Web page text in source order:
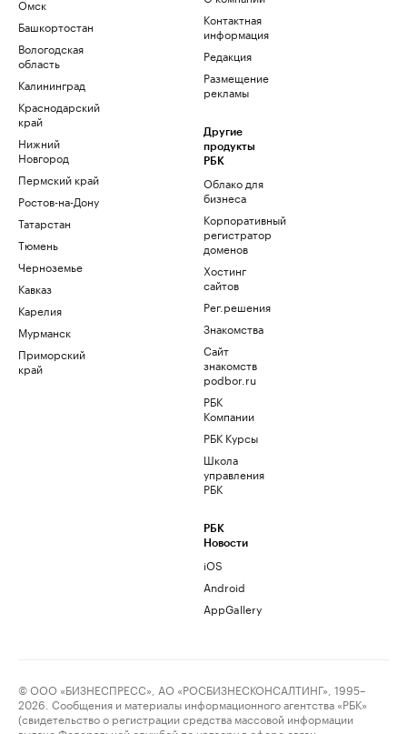
Омск
Башкортостан
Вологодская
область
Калининград
Краснодарский
край
Нижний
Новгород
Пермский край
Ростов-на-Дону
Татарстан
Тюмень
Черноземье
Кавказ
Карелия
Мурманск
Приморский
край
Контактная
информация
Редакция
Размещение
рекламы
Другие
продукты
РБК
Облако для
бизнеса
Корпоративный
регистратор
доменов
Хостинг
сайтов
Рег.решения
Знакомства
Сайт
знакомств
podbor.ru
РБК
Компании
РБК Курсы
Школа
управления
РБК
РБК
Новости
iOS
Android
AppGallery
© ООО «БИЗНЕСПРЕСС», АО «РОСБИЗНЕСКОНСАЛТИНГ», 1995–
2026. Сообщения и материалы информационного агентства «РБК»
(свидетельство о регистрации средства массовой информации